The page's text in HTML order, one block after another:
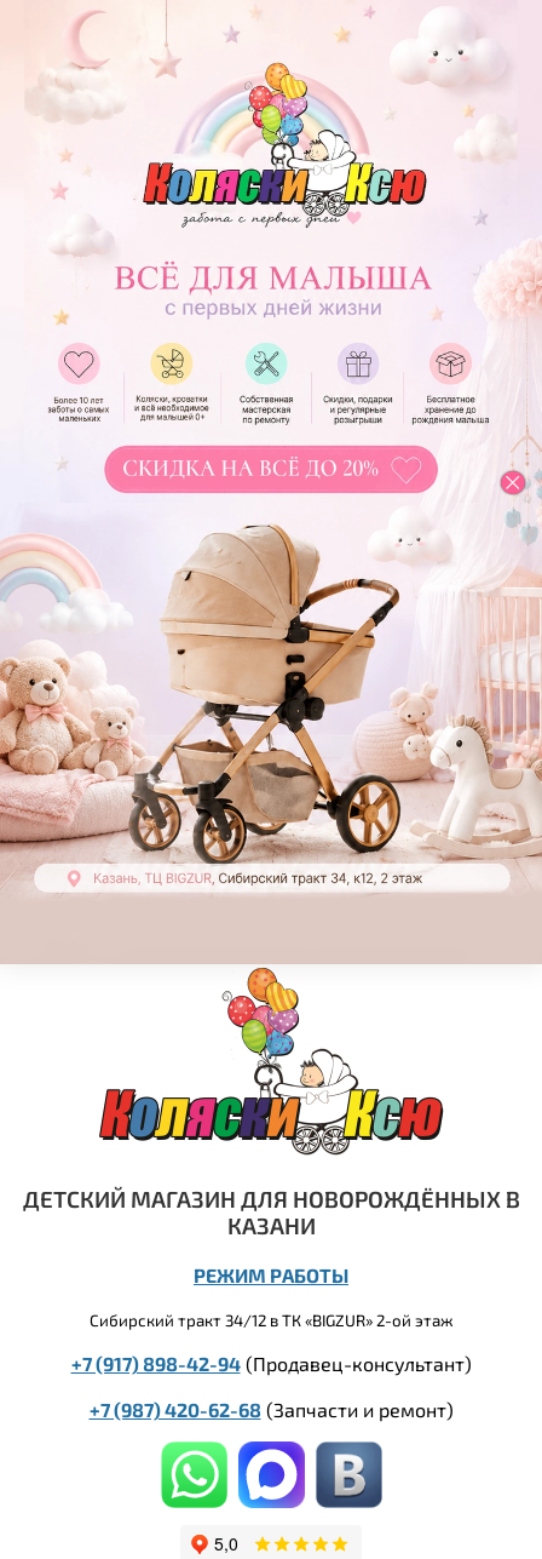
ДЕТСКИЙ МАГАЗИН ДЛЯ НОВОРОЖДЁННЫХ В
КАЗАНИ
РЕЖИМ РАБОТЫ
Сибирский тракт 34/12 в ТК «BIGZUR» 2-ой этаж
+7 (917) 898-42-94(Продавец-консультант)
+7 (987) 420-62-68 (Запчасти и ремонт)